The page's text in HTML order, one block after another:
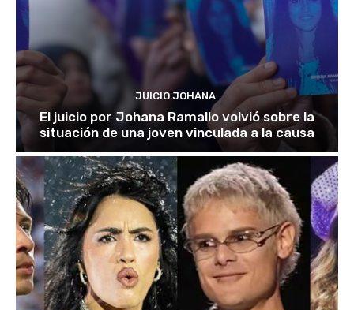
JUICIO JOHANA
El juicio por Johana Ramallo volvió sobre la
situación de una joven vinculada a la causa